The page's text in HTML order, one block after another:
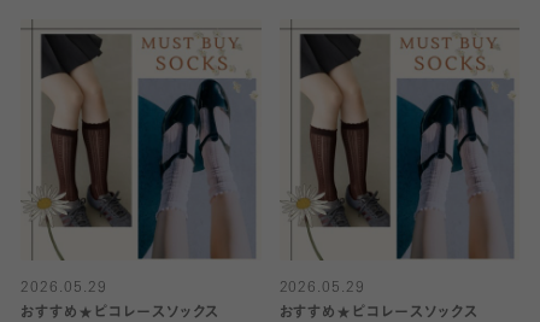
2026.05.29
おすすめ★ピコレースソックス
2026.05.29
おすすめ★ピコレースソックス